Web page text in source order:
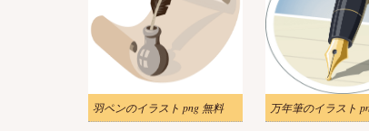
羽ペンのイラスト png 無料